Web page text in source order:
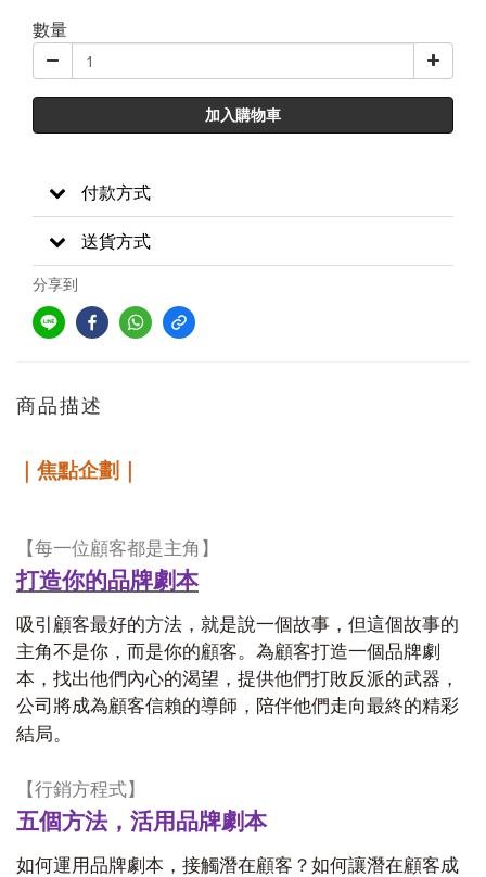
數量
加入購物車
付款方式
送貨方式
分享到
商品描述
｜焦點企劃｜
【每一位顧客都是主角】
打造你的品牌劇本
吸引顧客最好的方法，就是說一個故事，但這個故事的
主角不是你，而是你的顧客。為顧客打造一個品牌劇
本，找出他們內心的渴望，提供他們打敗反派的武器，
公司將成為顧客信賴的導師，陪伴他們走向最終的精彩
結局。
【行銷方程式】
五個方法，活用品牌劇本
如何運用品牌劇本，接觸潛在顧客？如何讓潛在顧客成